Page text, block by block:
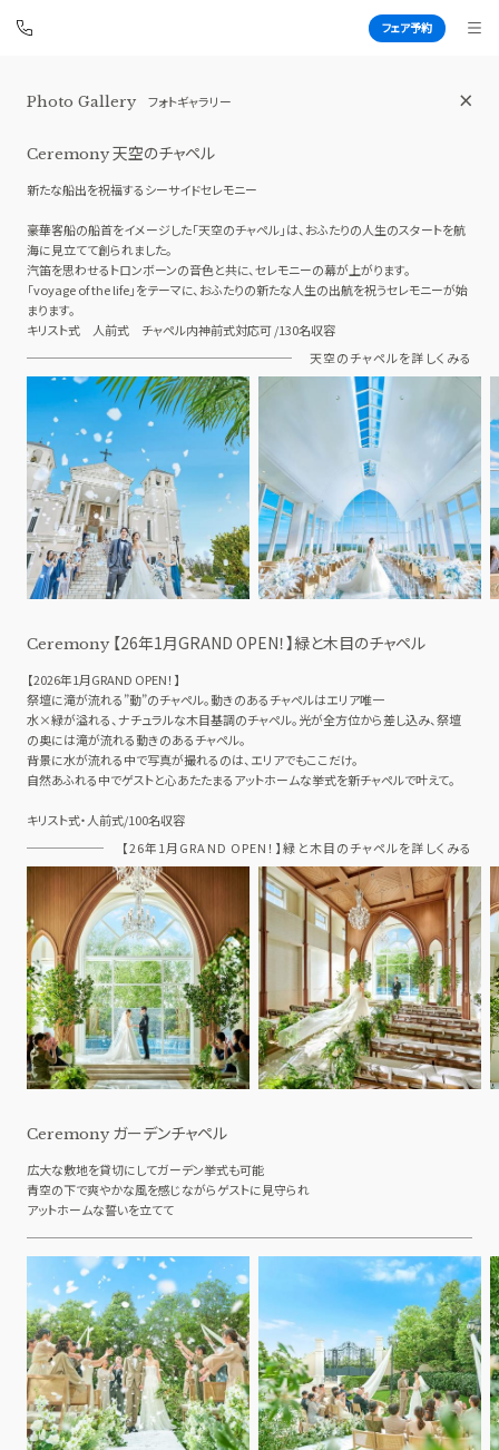
フェア予約
アートグレイス ウエディングコースト
BEST BRIDAL
TOP
トップ ブライダルフェア
WEDDING REPORT
体験者レポート フォトギャラリー
PLAN
プラン
CEREMONY
PARTY
披露宴会場 料理
DRESS
ドレス
CONCEPT
コンセプト
RANKING
口コミランキング
LOCATION PHOTO
ロケーションフォト
少人数ウエディング アクセス
GUEST
ご列席者の皆さまへ よくあるご質問
SUPPORT
お手伝い
資料請求 お問い合わせ フェア予約
Photo Gallery フォトギャラリー
Ceremony天空のチャペル
新たな船出を祝福するシーサイドセレモニー
豪華客船の船首をイメージした「天空のチャペル」は、おふたりの人生のスタートを航
海に見立てて創られました。
汽笛を思わせるトロンボーンの音色と共に、セレモニーの幕が上がります。
「voyage of the life」をテーマに、おふたりの新たな人生の出航を祝うセレモニーが始
まります。
キリスト式 人前式 チャペル内神前式対応可 /130名収容
天空のチャペルを詳しくみる
Ceremony 【26年1月GRAND OPEN！】緑と木目のチャペル
【2026年1月GRAND OPEN！】
祭壇に滝が流れる”動”のチャペル。動きのあるチャペルはエリア唯一
水×緑が溢れる、ナチュラルな木目基調のチャペル。光が全方位から差し込み、祭壇
の奥には滝が流れる動きのあるチャペル。
背景に水が流れる中で写真が撮れるのは、エリアでもここだけ。
自然あふれる中でゲストと心あたたまるアットホームな挙式を新チャペルで叶えて。
キリスト式・人前式/100名収容
【26年1月GRAND OPEN！】緑と木目のチャペルを詳しくみる
Ceremony ガーデンチャペル
広大な敷地を貸切にしてガーデン挙式も可能
青空の下で爽やかな風を感じながらゲストに見守られ
アットホームな誓いを立てて